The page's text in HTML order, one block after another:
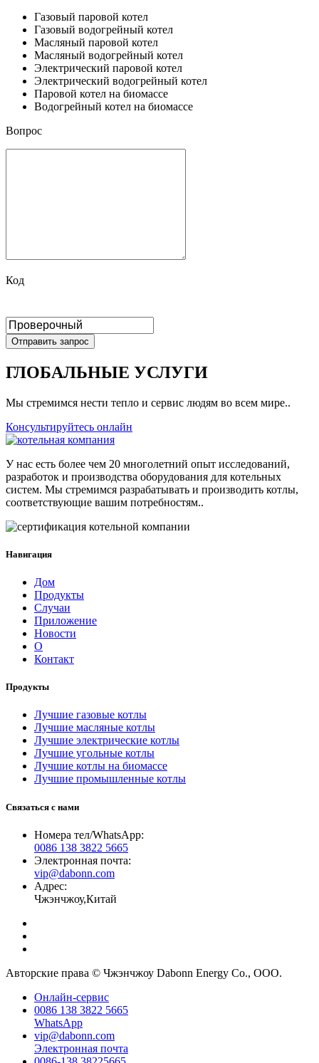
Газовый паровой котел
Газовый водогрейный котел
Масляный паровой котел
Масляный водогрейный котел
Электрический паровой котел
Электрический водогрейный котел
Паровой котел на биомассе
Водогрейный котел на биомассе
Вопрос
Код
ГЛОБАЛЬНЫЕ УСЛУГИ
Мы стремимся нести тепло и сервис людям во всем мире..
Консультируйтесь онлайн
У нас есть более чем 20 многолетний опыт исследований,
разработок и производства оборудования для котельных
систем. Мы стремимся разрабатывать и производить котлы,
соответствующие вашим потребностям..
Навигация
Дом
Продукты
Случаи
Приложение
Новости
О
Контакт
Продукты
Лучшие газовые котлы
Лучшие масляные котлы
Лучшие электрические котлы
Лучшие угольные котлы
Лучшие котлы на биомассе
Лучшие промышленные котлы
Связаться с нами
Номера тел/WhatsApp:
0086 138 3822 5665
Электронная почта:
vip@dabonn.com
Адрес:
Чжэнчжоу,Китай
Авторские права © Чжэнчжоу Dabonn Energy Co., ООО.
Онлайн-сервис
0086 138 3822 5665
WhatsApp
vip@dabonn.com
Электронная почта